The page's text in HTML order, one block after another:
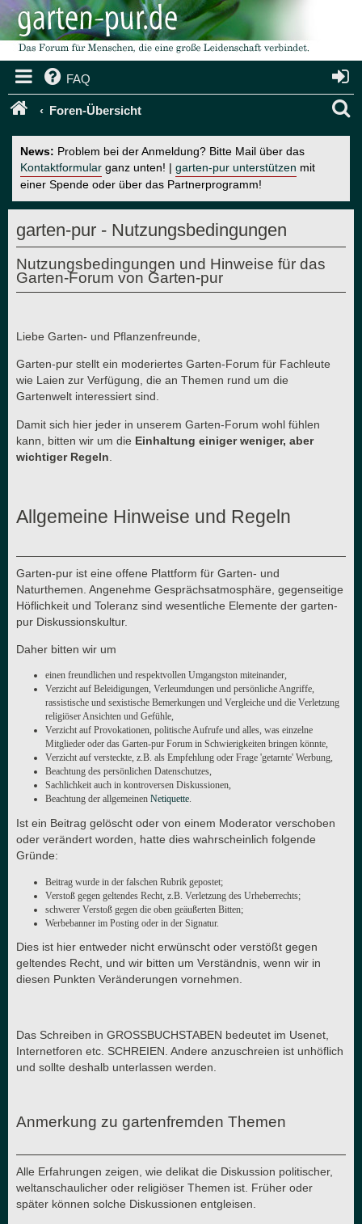
FAQ
Foren-Übersicht
News: Problem bei der Anmeldung? Bitte Mail über das
Kontaktformular ganz unten! | garten-pur unterstützen mit
einer Spende oder über das Partnerprogramm!
garten-pur - Nutzungsbedingungen
Nutzungsbedingungen und Hinweise für das
Garten-Forum von Garten-pur
Liebe Garten- und Pflanzenfreunde,
Garten-pur stellt ein moderiertes Garten-Forum für Fachleute
wie Laien zur Verfügung, die an Themen rund um die
Gartenwelt interessiert sind.
Damit sich hier jeder in unserem Garten-Forum wohl fühlen
kann, bitten wir um die Einhaltung einiger weniger, aber
wichtiger Regeln
Allgemeine Hinweise und Regeln
Garten-pur ist eine offene Plattform für Garten- und
Naturthemen. Angenehme Gesprächsatmosphäre, gegenseitige
Höflichkeit und Toleranz sind wesentliche Elemente der garten-
pur Diskussionskultur.
Daher bitten wir um
einen freundlichen und respektvollen Umgangston miteinander,
Verzicht auf Beleidigungen, Verleumdungen und persönliche Angriffe,
rassistische und sexistische Bemerkungen und Vergleiche und die Verletzung
religiöser Ansichten und Gefühle,
Verzicht auf Provokationen, politische Aufrufe und alles, was einzelne
Mitglieder oder das Garten-pur Forum in Schwierigkeiten bringen könnte,
Verzicht auf versteckte, z.B. als Empfehlung oder Frage 'getarnte' Werbung,
Beachtung des persönlichen Datenschutzes,
Sachlichkeit auch in kontroversen Diskussionen,
Beachtung der allgemeinen Netiquette.
Ist ein Beitrag gelöscht oder von einem Moderator verschoben
oder verändert worden, hatte dies wahrscheinlich folgende
Gründe:
Beitrag wurde in der falschen Rubrik gepostet;
Verstoß gegen geltendes Recht, z.B. Verletzung des Urheberrechts;
schwerer Verstoß gegen die oben geäußerten Bitten;
Werbebanner im Posting oder in der Signatur.
Dies ist hier entweder nicht erwünscht oder verstößt gegen
geltendes Recht, und wir bitten um Verständnis, wenn wir in
diesen Punkten Veränderungen vornehmen.
Das Schreiben in GROSSBUCHSTABEN bedeutet im Usenet,
Internetforen etc. SCHREIEN. Andere anzuschreien ist unhöflich
und sollte deshalb unterlassen werden.
Anmerkung zu gartenfremden Themen
Alle Erfahrungen zeigen, wie delikat die Diskussion politischer,
weltanschaulicher oder religiöser Themen ist. Früher oder
später können solche Diskussionen entgleisen.